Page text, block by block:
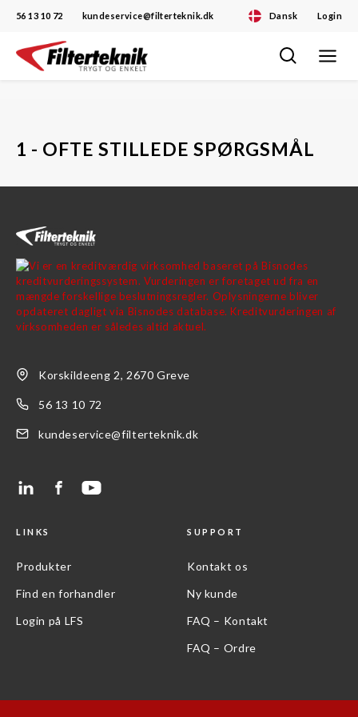
Dansk Login
56 13 10 72 kundeservice@filterteknik.dk
Skip
Toggle
1 - OFTE STILLEDE SPØRGSMÅL
Korskildeeng 2, 2670 Greve
56 13 10 72
kundeservice@filterteknik.dk
LINKS
Produkter
Find en forhandler
Login på LFS
SUPPORT
Kontakt os
Ny kunde
FAQ – Kontakt
FAQ – Ordre